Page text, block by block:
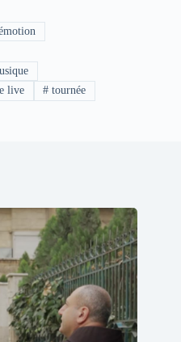
live # tournée